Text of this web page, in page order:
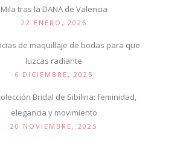
Mila tras la DANA de Valencia
22 ENERO, 2026
de maquillaje de bodas para que
luzcas radiante
6 DICIEMBRE, 2025
Bridal de Sibilina: feminidad,
elegancia y movimiento
20 NOVIEMBRE, 2025